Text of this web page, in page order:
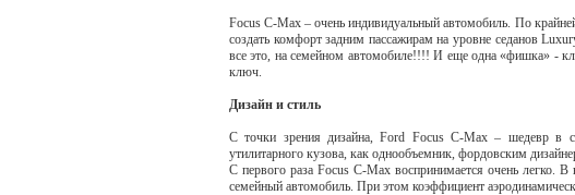
Focus C-Max – очень индивидуальный автомобиль. По
создать комфорт задним пассажирам на уровне седанов
все это, на семейном автомобиле!!!! И еще одна «фишка» -
ключ.
Дизайн и стиль
С точки зрения дизайна, Ford Focus C-Max – шедевр в
утилитарного кузова, как однообъемник, фордовским
С первого раза Focus C-Max воспринимается очень легко.
семейный автомобиль. При этом коэффициент